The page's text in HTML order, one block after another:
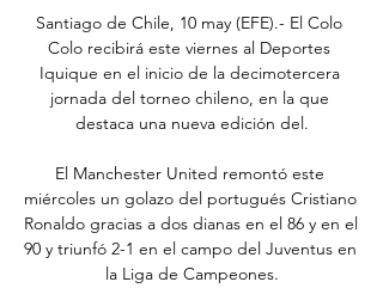
Santiago de Chile, 10 may (EFE).- El Colo
Colo recibirá este viernes al Deportes
Iquique en el inicio de la decimotercera
jornada del torneo chileno, en la que
destaca una nueva edición del.
El Manchester United remontó este
miércoles un golazo del portugués Cristiano
Ronaldo gracias a dos dianas en el 86 y en el
90 y triunfó 2-1 en el campo del Juventus en
la Liga de Campeones.